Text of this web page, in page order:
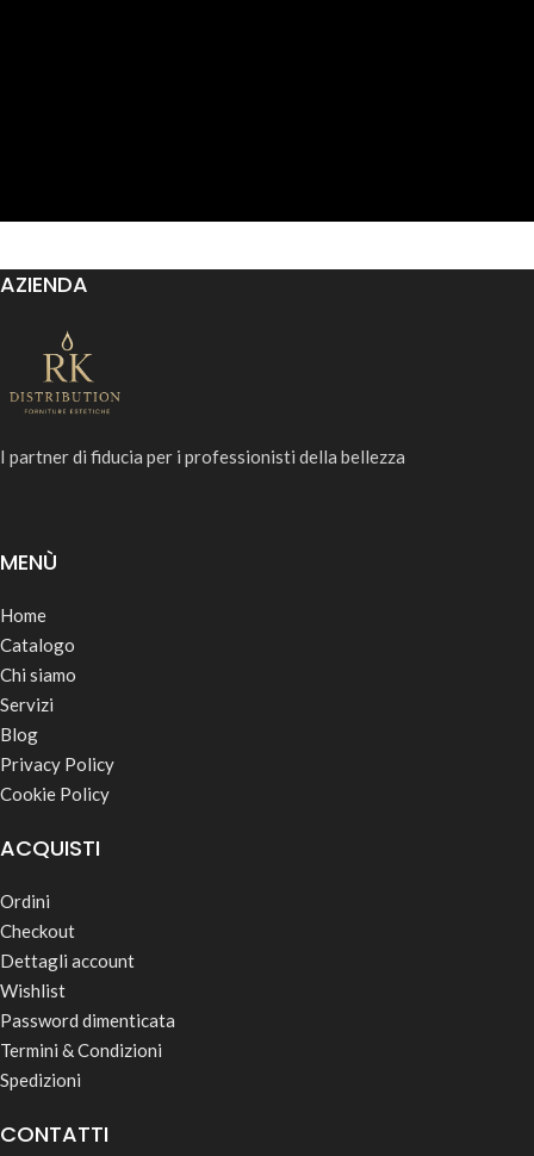
AZIENDA
I partner di fiducia per i professionisti della bellezza
MENÙ
Home
Catalogo
Chi siamo
Servizi
Blog
Privacy Policy
Cookie Policy
ACQUISTI
Ordini
Checkout
Dettagli account
Wishlist
Password dimenticata
Termini & Condizioni
Spedizioni
CONTATTI